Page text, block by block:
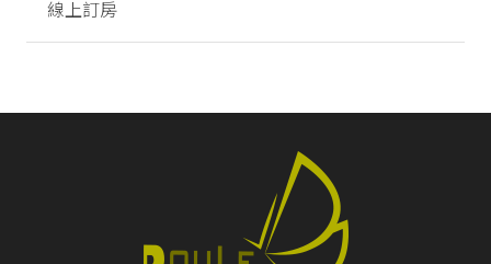
線上訂房